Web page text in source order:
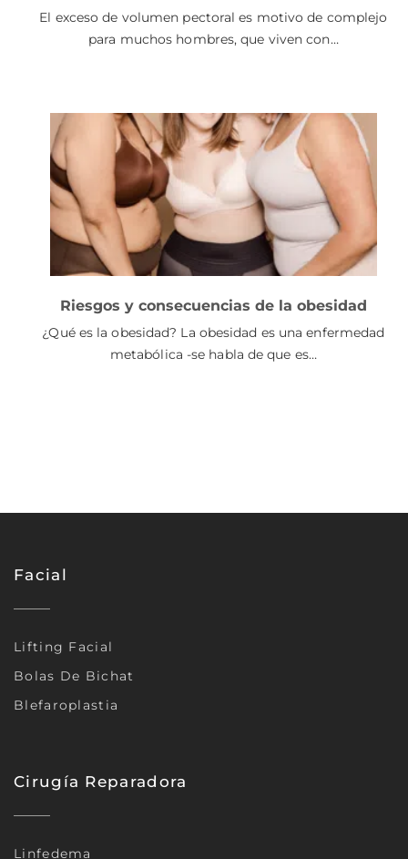
El exceso de volumen pectoral es motivo de complejo
para muchos hombres, que viven con…
Riesgos y consecuencias de la obesidad
¿Qué es la obesidad? La obesidad es una enfermedad
metabólica -se habla de que es…
Facial
Lifting Facial
Bolas De Bichat
Blefaroplastia
Cirugía Reparadora
Linfedema